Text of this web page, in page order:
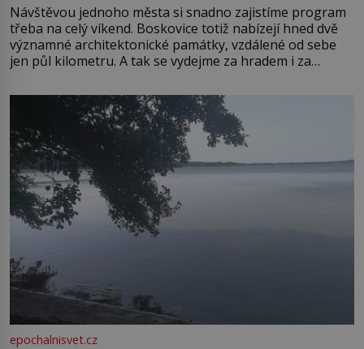
Návštěvou jednoho města si snadno zajistíme program
třeba na celý víkend. Boskovice totiž nabízejí hned dvě
významné architektonické památky, vzdálené od sebe
jen půl kilometru. A tak se vydejme za hradem i za
Boskovice na okraji Drahanské vrchoviny vznikla někdy
ve13. století, a už v roce 1313 kronikáři zaznamenali
epochalnisvet.cz